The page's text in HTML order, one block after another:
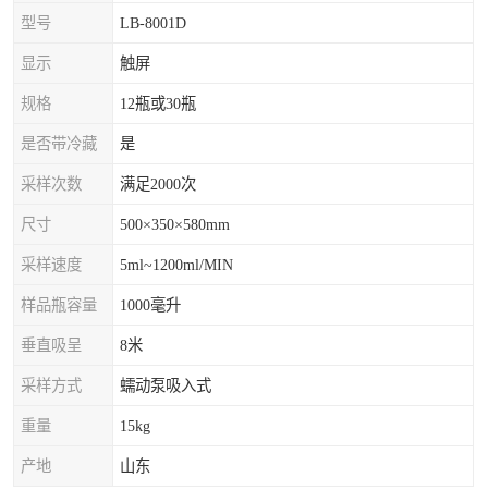
型号 LB-8001D
显示 触屏
规格 12瓶或30瓶
是否带冷藏 是
采样次数 满足2000次
尺寸 500×350×580mm
采样速度 5ml~1200ml/MIN
样品瓶容量 1000毫升
垂直吸呈 8米
采样方式 蠕动泵吸入式
重量 15kg
产地 山东